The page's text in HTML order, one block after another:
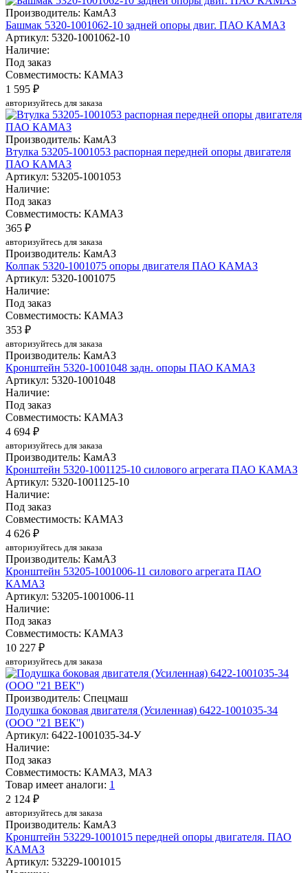
Производитель: КамАЗ
Башмак 5320-1001062-10 задней опоры двиг. ПАО КАМАЗ
Артикул: 5320-1001062-10
Наличие:
Под заказ
Совместимость: КАМАЗ
1 595 ₽
авторизуйтесь для заказа
Производитель: КамАЗ
Втулка 53205-1001053 распорная передней опоры двигателя
ПАО КАМАЗ
Артикул: 53205-1001053
Наличие:
Под заказ
Совместимость: КАМАЗ
365 ₽
авторизуйтесь для заказа
Производитель: КамАЗ
Колпак 5320-1001075 опоры двигателя ПАО КАМАЗ
Артикул: 5320-1001075
Наличие:
Под заказ
Совместимость: КАМАЗ
353 ₽
авторизуйтесь для заказа
Производитель: КамАЗ
Кронштейн 5320-1001048 задн. опоры ПАО КАМАЗ
Артикул: 5320-1001048
Наличие:
Под заказ
Совместимость: КАМАЗ
4 694 ₽
авторизуйтесь для заказа
Производитель: КамАЗ
Кронштейн 5320-1001125-10 силового агрегата ПАО КАМАЗ
Артикул: 5320-1001125-10
Наличие:
Под заказ
Совместимость: КАМАЗ
4 626 ₽
авторизуйтесь для заказа
Производитель: КамАЗ
Кронштейн 53205-1001006-11 силового агрегата ПАО
КАМАЗ
Артикул: 53205-1001006-11
Наличие:
Под заказ
Совместимость: КАМАЗ
10 227 ₽
авторизуйтесь для заказа
Производитель: Спецмаш
Подушка боковая двигателя (Усиленная) 6422-1001035-34
(ООО ''21 ВЕК'')
Артикул: 6422-1001035-34-У
Наличие:
Под заказ
Совместимость: КАМАЗ, МАЗ
Товар имеет аналоги: 1
2 124 ₽
авторизуйтесь для заказа
Производитель: КамАЗ
Кронштейн 53229-1001015 передней опоры двигателя. ПАО
КАМАЗ
Артикул: 53229-1001015